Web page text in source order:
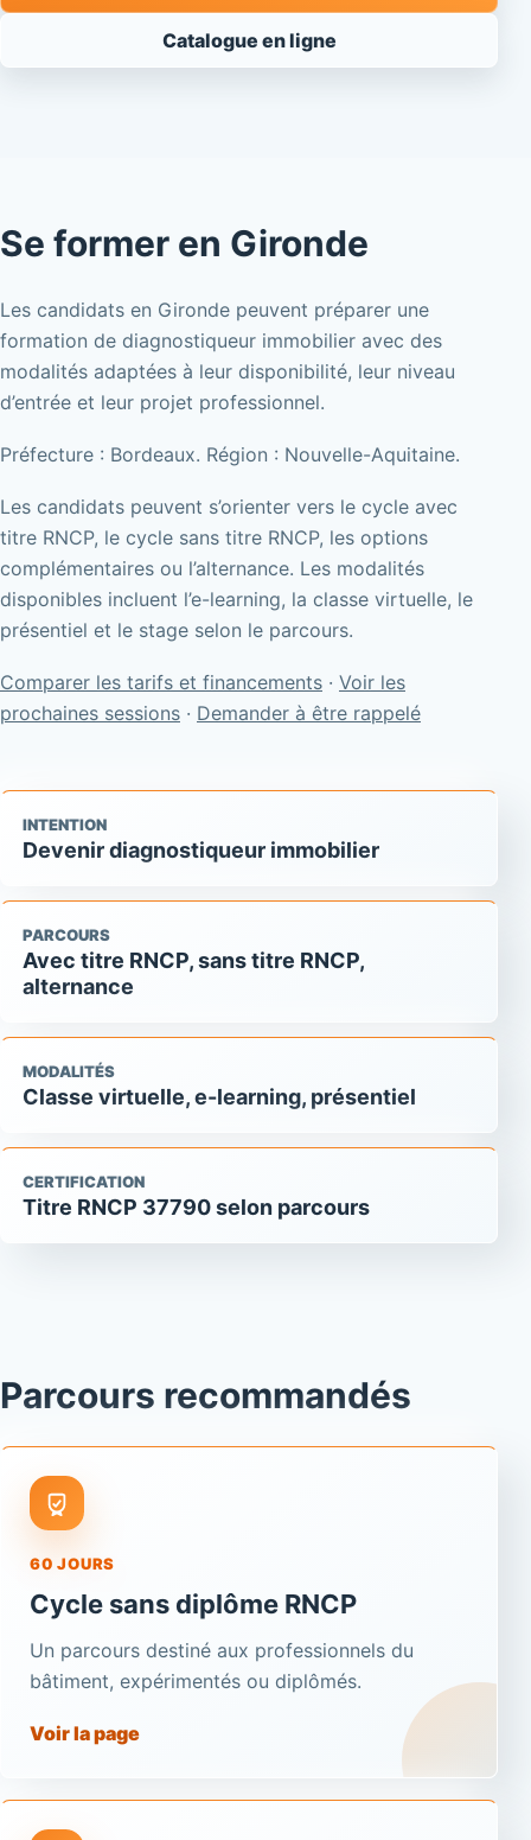
Catalogue en ligne
Se former en Gironde
Les candidats en Gironde peuvent préparer une
formation de diagnostiqueur immobilier avec des
modalités adaptées à leur disponibilité, leur niveau
d’entrée et leur projet professionnel.
Préfecture : Bordeaux. Région : Nouvelle-Aquitaine.
Les candidats peuvent s’orienter vers le cycle avec
titre RNCP, le cycle sans titre RNCP, les options
complémentaires ou l’alternance. Les modalités
disponibles incluent l’e-learning, la classe virtuelle, le
présentiel et le stage selon le parcours.
Comparer les tarifs et financements · Voir les
prochaines sessions · Demander à être rappelé
INTENTION
Devenir diagnostiqueur immobilier
PARCOURS
Avec titre RNCP, sans titre RNCP,
alternance
MODALITÉS
Classe virtuelle, e-learning, présentiel
CERTIFICATION
Titre RNCP 37790 selon parcours
Parcours recommandés
60 JOURS
Cycle sans diplôme RNCP
Un parcours destiné aux professionnels du
bâtiment, expérimentés ou diplômés.
Voir la page